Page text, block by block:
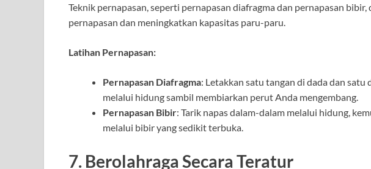
Teknik pernapasan, seperti pernapasan diafragma dan pernapasan
pernapasan dan meningkatkan kapasitas paru-paru.
Latihan Pernapasan:
Pernapasan Diafragma: Letakkan satu tangan di dada dan satu
melalui hidung sambil membiarkan perut Anda mengembang.
Pernapasan Bibir: Tarik napas dalam-dalam melalui hidung,
melalui bibir yang sedikit terbuka.
7. Berolahraga Secara Teratur